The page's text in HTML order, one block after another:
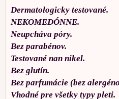
Dermatologicky testované.
NEKOMEDÓNNE.
Neupcháva póry.
Bez parabénov.
Testované nan nikel.
Bez glutín.
Bez parfumácie (bez
Vhodné pre všetky typy pleti.